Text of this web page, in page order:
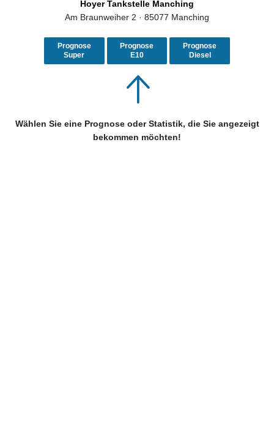
Hoyer Tankstelle Manching
Am Braunweiher 2 · 85077 Manching
Prognose
Super
Prognose
E10
Prognose
Diesel
Wählen Sie eine Prognose oder Statistik, die Sie angezeigt
bekommen möchten!